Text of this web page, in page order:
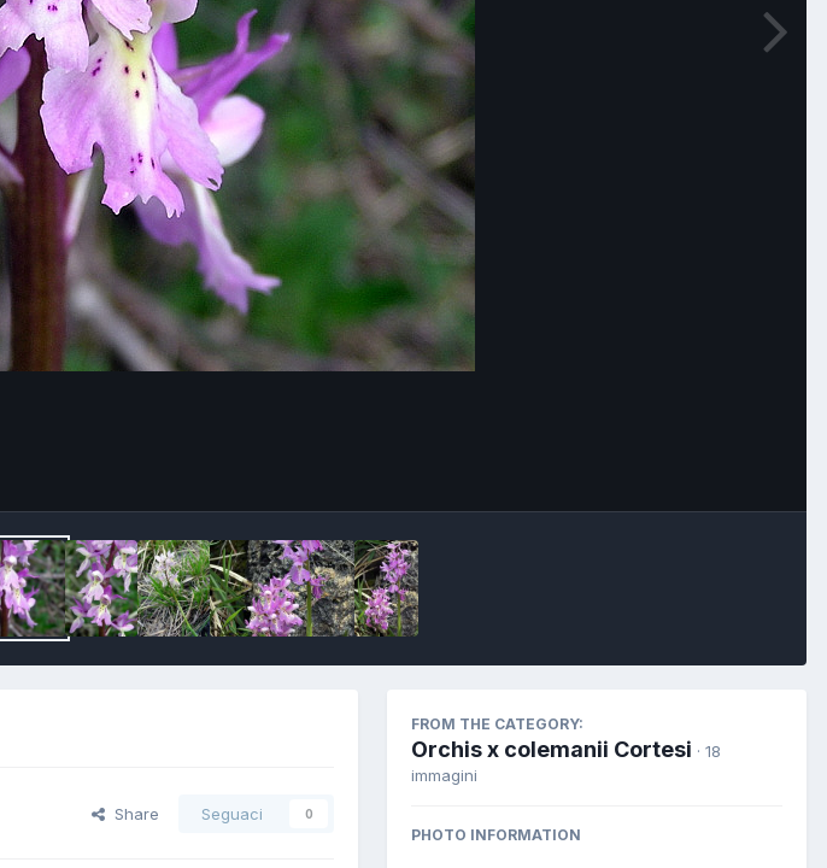
Share Seguaci 0
FROM THE CATEGORY:
Orchis x colemanii Cortesi · 18
immagini
PHOTO INFORMATION